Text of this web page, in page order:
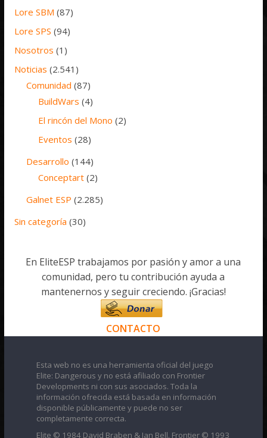
Lore SBM (87)
Lore SPS (94)
Nosotros (1)
Noticias (2.541)
Comunidad (87)
BuildWars (4)
El rincón del Mono (2)
Eventos (28)
Desarrollo (144)
Conceptart (2)
Galnet ESP (2.285)
Sin categoría (30)
En EliteESP trabajamos por pasión y amor a una
comunidad, pero tu contribución ayuda a
mantenernos y seguir creciendo. ¡Gracias!
CONTACTO
Esta web no es una herramienta oficial del juego
Elite: Dangerous y no está afiliado con Frontier
Developments ni con sus asociados. Toda la
información ofrecida está basada en información
disponible públicamente y puede no ser
completamente correcta.
Elite © 1984 David Braben & Ian Bell. Frontier © 1993